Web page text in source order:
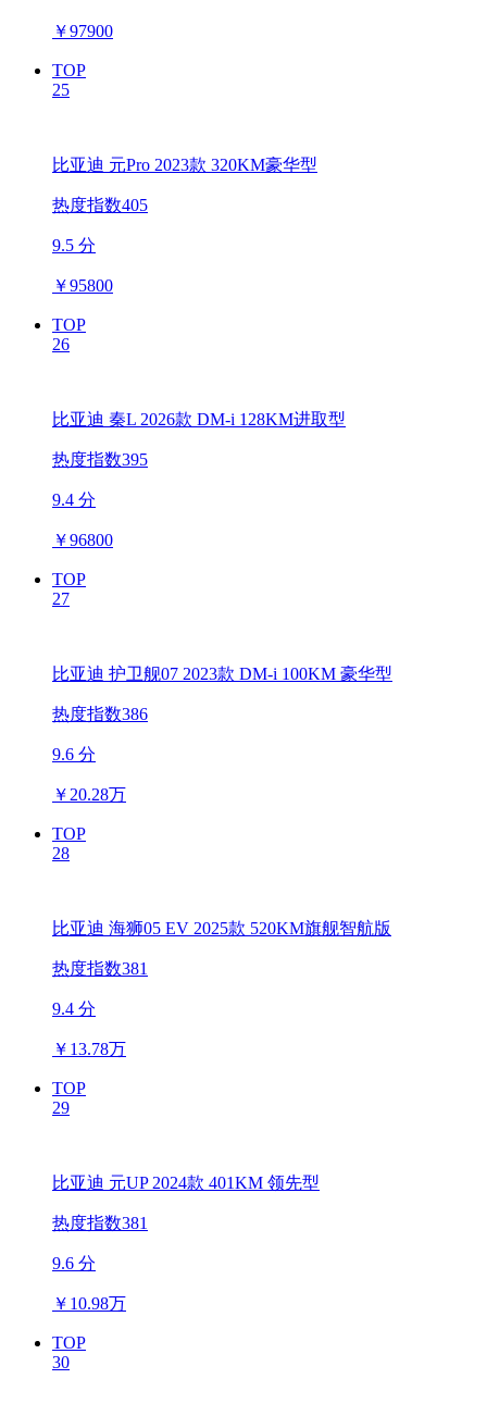
￥97900
TOP
25
比亚迪 元Pro 2023款 320KM豪华型
热度指数405
9.5 分
￥95800
TOP
26
比亚迪 秦L 2026款 DM-i 128KM进取型
热度指数395
9.4 分
￥96800
TOP
27
比亚迪 护卫舰07 2023款 DM-i 100KM 豪华型
热度指数386
9.6 分
￥ 20.28万
TOP
28
比亚迪 海狮05 EV 2025款 520KM旗舰智航版
热度指数381
9.4 分
￥ 13.78万
TOP
29
比亚迪 元UP 2024款 401KM 领先型
热度指数381
9.6 分
￥ 10.98万
TOP
30